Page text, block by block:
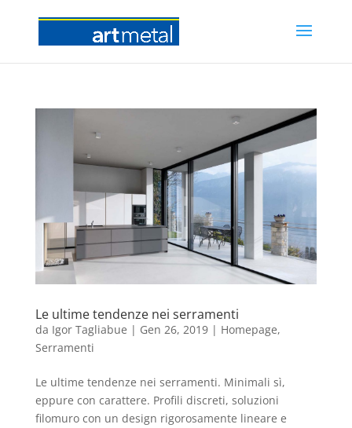
Le ultime tendenze nei serramenti
da Igor Tagliabue | Gen 26, 2019| Homepage,
Serramenti
Le ultime tendenze nei serramenti. Minimali sì,
eppure con carattere. Profili discreti, soluzioni
filomuro con un design rigorosamente lineare e